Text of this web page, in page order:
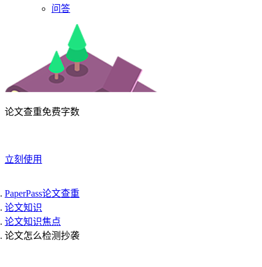
问答
论文查重免费字数
立刻使用
PaperPass论文查重
论文知识
论文知识焦点
论文怎么检测抄袭